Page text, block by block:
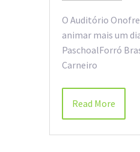
O Auditório
animar mais um
PaschoalForró
Carneiro
Read More